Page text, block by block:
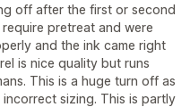
off after the first or second
pretreat and were
and the ink came right
is nice quality but runs
This is a huge turn off as
sizing. This is partly